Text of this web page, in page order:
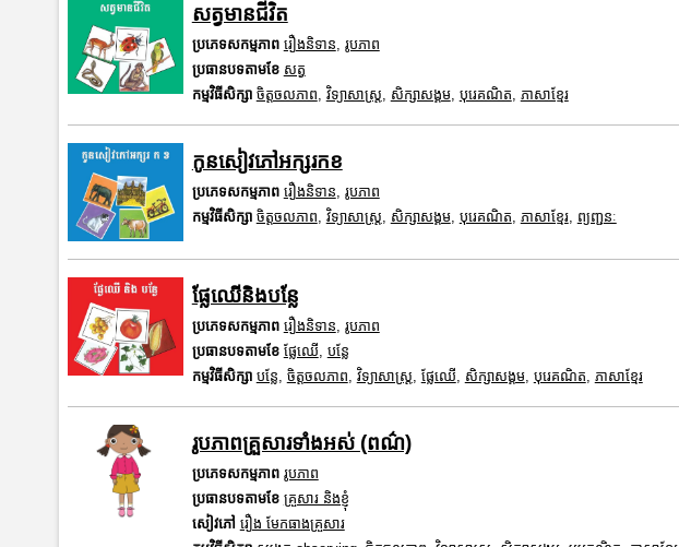
សត្វមានជីវិត
ប្រភេទសកម្មភាព រឿងនិទាន រូបភាព
ប្រធានបទតាមខែ សត្វ
កម្មវិធីសិក្សា ចិត្តចលភាព វិទ្យាសាស្រ្ត សិក្សាសង្គម, បុរេគណិត ភាសាខ្មែរ
កូនសៀវភៅអក្សរកខ
ប្រភេទសកម្មភាព រឿងនិទាន រូបភាព
កម្មវិធីសិក្សា ចិត្តចលភាព វិទ្យាសាស្រ្ត សិក្សាសង្គម, បុរេគណិត ភាសាខ្មែរ, ព្យញ្ជនៈ
ផ្លែឈើនិងបន្លែ
ប្រភេទសកម្មភាព រឿងនិទាន រូបភាព
ប្រធានបទតាមខែ ផ្លែឈើ បន្លែ
កម្មវិធីសិក្សា បន្លែ ចិត្តចលភាព វិទ្យាសាស្រ្ត ផ្លែឈើ សិក្សាសង្គម, បុរេគណិត ភាសាខ្មែរ
រូបភាពគ្រួសារទាំងអស់ (ពណ៌)
ប្រភេទសកម្មភាព រូបភាព
ប្រធានបទតាមខែ គ្រួសារ និងខ្ញុំ
សៀវភៅ រឿង មែកធាងគ្រួសារ